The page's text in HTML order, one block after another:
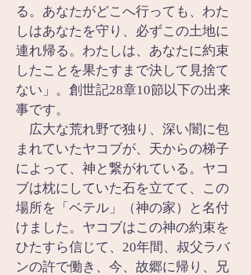
る。あなたがどこへ行っても、わた
しはあなたを守り、必ずこの土地に
連れ帰る。わたしは、あなたに約束
したことを果たすまで決して見捨て
ない」。創世記28章10節以下の出来
事です。
広大な荒れ野で独り、深い闇に包
まれていたヤコブが、天からの梯子
によって、神と繋がれている。ヤコ
ブは枕にしていた石を立てて、この
場所を「ベテル」（神の家）と名付
けました。ヤコブはこの神の約束を
ひたすら信じて、20年間、叔父ラバ
ンの許で働き、今、故郷に帰り、兄